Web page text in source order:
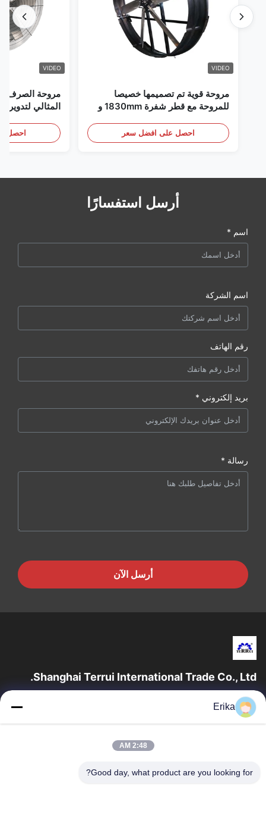
VIDEO
مروحة قوية تم تصميمها خصيصا
للمروحة مع قطر شفرة 1830mm و
احصل على افضل سعر
VIDEO
مروحة الصرف
المثالي لتدوير
احصل
أرسل استفسارًا
اسم *
اسم الشركة
رقم الهاتف
بريد إلكتروني *
رسالة *
أرسل الآن
Shanghai Terrui International Trade Co., Ltd.
في تطوير وتصنيع وبيع معدات الثروة الحيوانية.
روابط سريعة
منتجات
معلومات عنا
ضبط الجودة
Erika
2:48 AM
Good day, what product are you looking for?